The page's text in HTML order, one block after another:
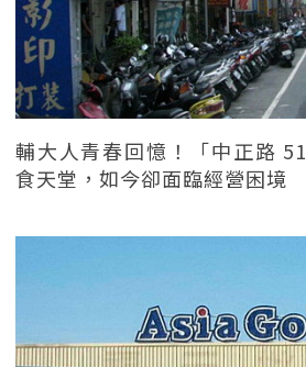
輔大人青春回憶！「中正路
食天堂，如今卻面臨經營困境